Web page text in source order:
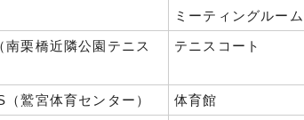
ミーティングルーム
栗橋近隣公園テニス
テニスコート
鷲宮体育センター）
体育館